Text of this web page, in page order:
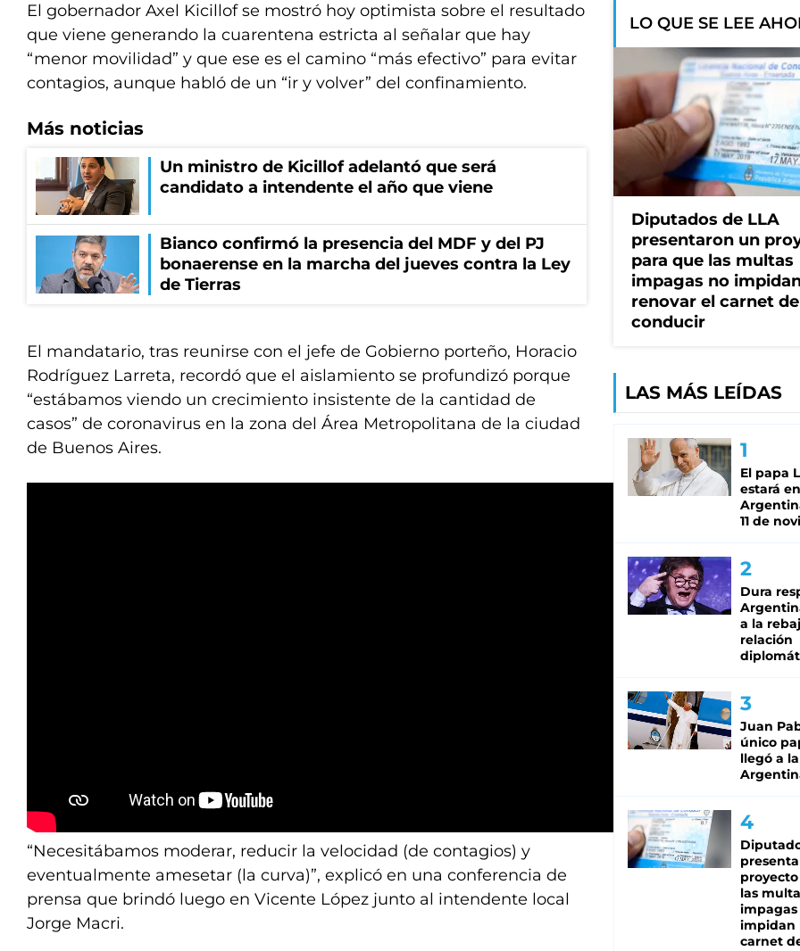
El gobernador Axel Kicillof se mostró hoy optimista sobre el resultado
que viene generando la cuarentena estricta al señalar que hay
“menor movilidad” y que ese es el camino “más efectivo” para evitar
contagios, aunque habló de un “ir y volver” del confinamiento.
Más noticias
Un ministro de Kicillof adelantó que será
candidato a intendente el año que viene
Bianco confirmó la presencia del MDF y del PJ
bonaerense en la marcha del jueves contra la Ley
de Tierras
El mandatario, tras reunirse con el jefe de Gobierno porteño, Horacio
Rodríguez Larreta, recordó que el aislamiento se profundizó porque
“estábamos viendo un crecimiento insistente de la cantidad de
casos” de coronavirus en la zona del Área Metropolitana de la ciudad
de Buenos Aires.
“Necesitábamos moderar, reducir la velocidad (de contagios) y
eventualmente amesetar (la curva)”, explicó en una conferencia de
prensa que brindó luego en Vicente López junto al intendente local
Jorge Macri.
LO QUE SE LEE
Diputados de LLA
presentaron un
para que las multas
impagas no
renovar el carnet de
conducir
LAS MÁS LEÍDAS
El papa
estará
11 de
Dura
a la
relación
Juan
único
llegó a la
las
impagas
impidan
carnet